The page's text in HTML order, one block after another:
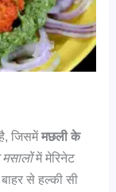
जिसमेंमछली के
में मेरिनेट
से हल्की सी